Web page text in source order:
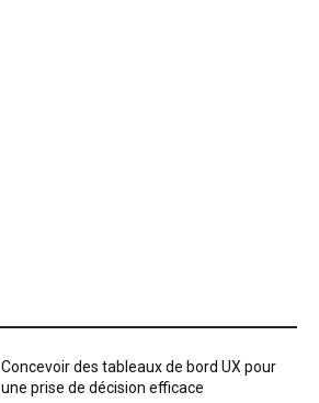
Concevoir des tableaux de bord UX pour
une prise de décision efficace